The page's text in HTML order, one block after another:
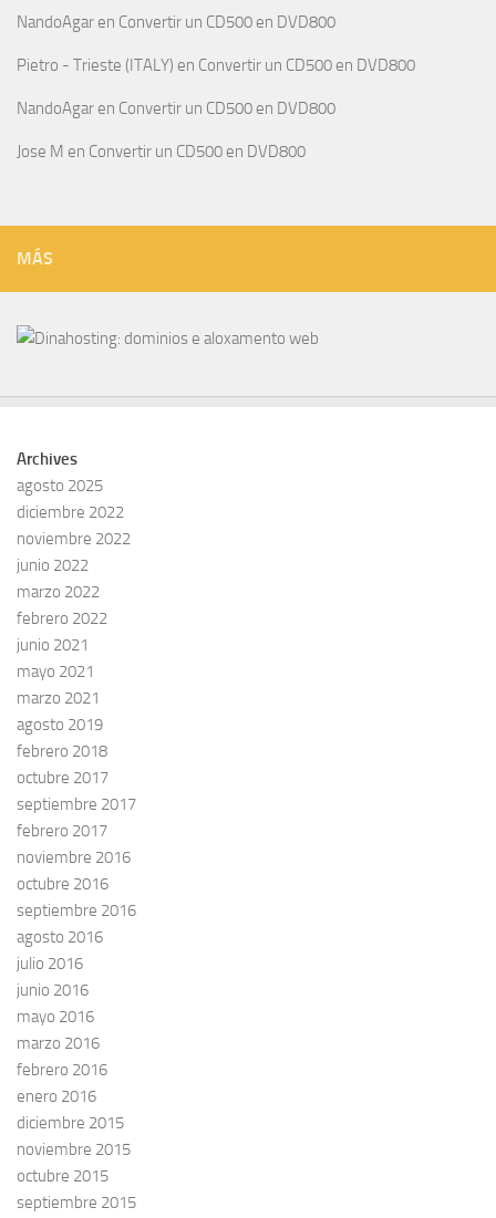
NandoAgar en Convertir un CD500 en DVD800
Pietro - Trieste (ITALY) en Convertir un CD500 en DVD800
NandoAgar en Convertir un CD500 en DVD800
Jose M en Convertir un CD500 en DVD800
MÁS
Archives
agosto 2025
diciembre 2022
noviembre 2022
junio 2022
marzo 2022
febrero 2022
junio 2021
mayo 2021
marzo 2021
agosto 2019
febrero 2018
octubre 2017
septiembre 2017
febrero 2017
noviembre 2016
octubre 2016
septiembre 2016
agosto 2016
julio 2016
junio 2016
mayo 2016
marzo 2016
febrero 2016
enero 2016
diciembre 2015
noviembre 2015
octubre 2015
septiembre 2015